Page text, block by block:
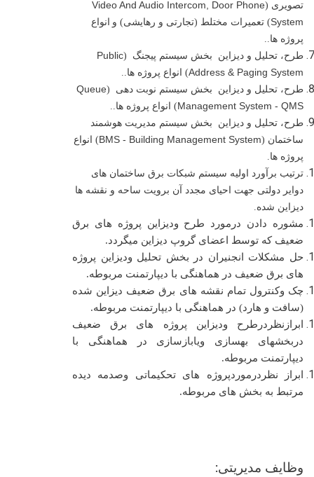
تصویری (Video And Audio Intercom, Door Phone
System) تعمیرات مختلط (تجارتی و رهایشی) و انواع
پروژه ها..
طرح، تحلیل و دیزاین بخش سیستم پیجنگ (Public
Address & Paging System
) انواع پروژه ها..
طرح، تحلیل و دیزاین بخش سیستم نوبت دهی (Queue
Management System - QMS
) انواع پروژه ها..
طرح، تحلیل و دیزاین بخش سیستم مدیریت هوشمند
ساختمان (BMS - Building Management System
) انواع
پروژه ها.
ترتیب برآورد اولیه سیستم شبکات برق ساختمان های
دوایر دولتی جهت احیای مجدد آن برویت ساحه و نقشه ها
دیزاین شده.
مشوره دادن درمورد طرح ودیزاین پروژه های برق
ضعیف که توسط اعضای گروپ دیزاین میگردد.
حل مشکلات انجنیران در بخش تحلیل ودیزاین پروژه
های برق ضعیف در هماهنگی با دیپارتمنت مربوطه.
چک وکنترول تمام نقشه های برق ضعیف دیزاین شده
(سافت و هارد) در هماهنگی با دیپارتمنت مربوطه.
ابرازنظردرطرح ودیزاین پروژه های برق ضعیف
دربخشهای بهسازی ویابازسازی در هماهنگی با
دیپارتمنت مربوطه.
ابراز نظردرموردپروژه های تحکیماتی وصدمه دیده
مرتبط به بخش های مربوطه.
وظایف مدیریتی: